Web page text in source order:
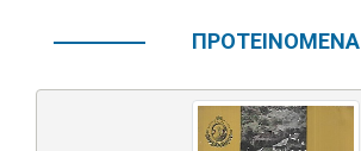
ΠΡΟΤΕΙΝΟΜΕΝΑ